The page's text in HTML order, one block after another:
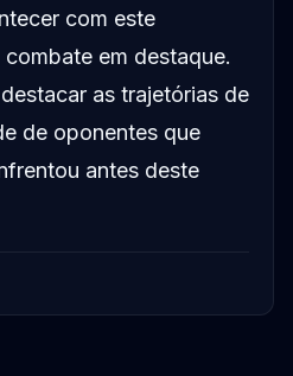
com este
em destaque.
as trajetórias de
de oponentes que
antes deste